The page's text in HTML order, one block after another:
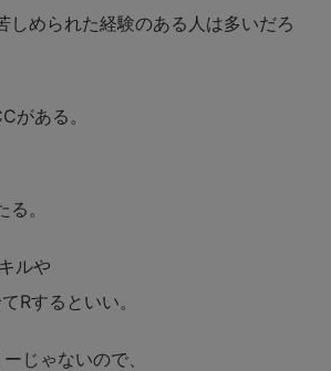
しめられた経験のある人は多いだろ
ある。
。
ルや
Rするといい。
じゃないので、